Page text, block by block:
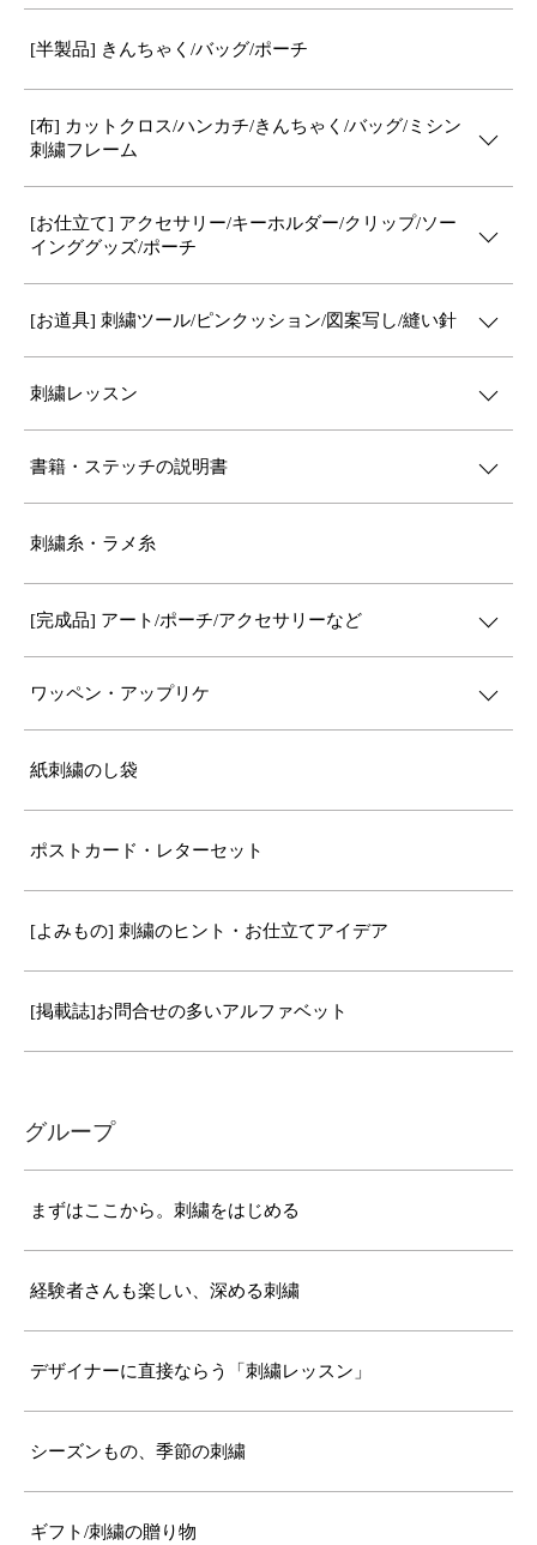
[半製品] きんちゃく/バッグ/ポーチ
[布] カットクロス/ハンカチ/きんちゃく/バッグ/ミシン
刺繍フレーム
[お仕立て] アクセサリー/キーホルダー/クリップ/ソー
インググッズ/ポーチ
[お道具] 刺繍ツール/ピンクッション/図案写し/縫い針
刺繍レッスン
書籍・ステッチの説明書
刺繍糸・ラメ糸
[完成品] アート/ポーチ/アクセサリーなど
ワッペン・アップリケ
紙刺繍のし袋
ポストカード・レターセット
[よみもの] 刺繍のヒント・お仕立てアイデア
[掲載誌]お問合せの多いアルファベット
グループ
まずはここから。刺繍をはじめる
経験者さんも楽しい、深める刺繍
デザイナーに直接ならう「刺繍レッスン」
シーズンもの、季節の刺繍
ギフト/刺繍の贈り物